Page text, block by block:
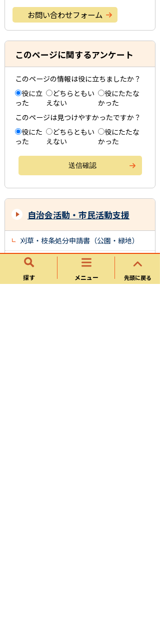
探す メニュー
お問い合わせフォーム
このページに関するアンケート
このページの情報は役に立ちましたか？
役に立
った
どちらともい
えない
役にたたな
かった
このページは見つけやすかったですか？
役にた
った
どちらともい
えない
役にたたな
かった
先頭に戻る
自治会活動・市民活動支援
刈草・枝条処分申請書（公園・緑地）
原材料支給申請書（公園・緑地）
可児市公衆トイレ設置補助金交付申請書